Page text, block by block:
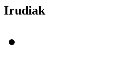
Irudiak